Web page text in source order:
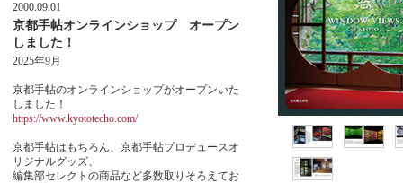
2000.09.01
京都手帖オンラインショップ オープン
しました！
2025年9月
京都手帖のオンラインショップがオープンいた
しました！
https://www.kyototecho.com/
京都手帖はもちろん、京都手帖プロデュースオ
リジナルグッズ、
編集部セレクトの商品など多数取りそろえてお